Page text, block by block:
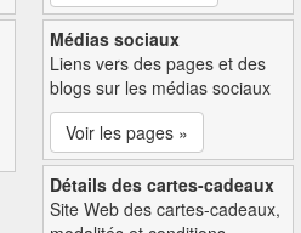
Médias sociaux
Liens vers des pages et des
blogs sur les médias sociaux
Voir les pages »
Détails des cartes-cadeaux
Site Web des cartes-cadeaux,